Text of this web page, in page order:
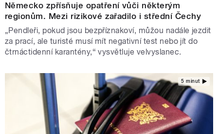
Německo zpřísňuje opatření vůči některým
regionům. Mezi rizikové zařadilo i střední Čechy
„Pendleři, pokud jsou bezpříznakoví, můžou nadále jezdit
za prací, ale turisté musí mít negativní test nebo jít do
čtrnáctidenní karantény,“ vysvětluje velvyslanec.
5 minut